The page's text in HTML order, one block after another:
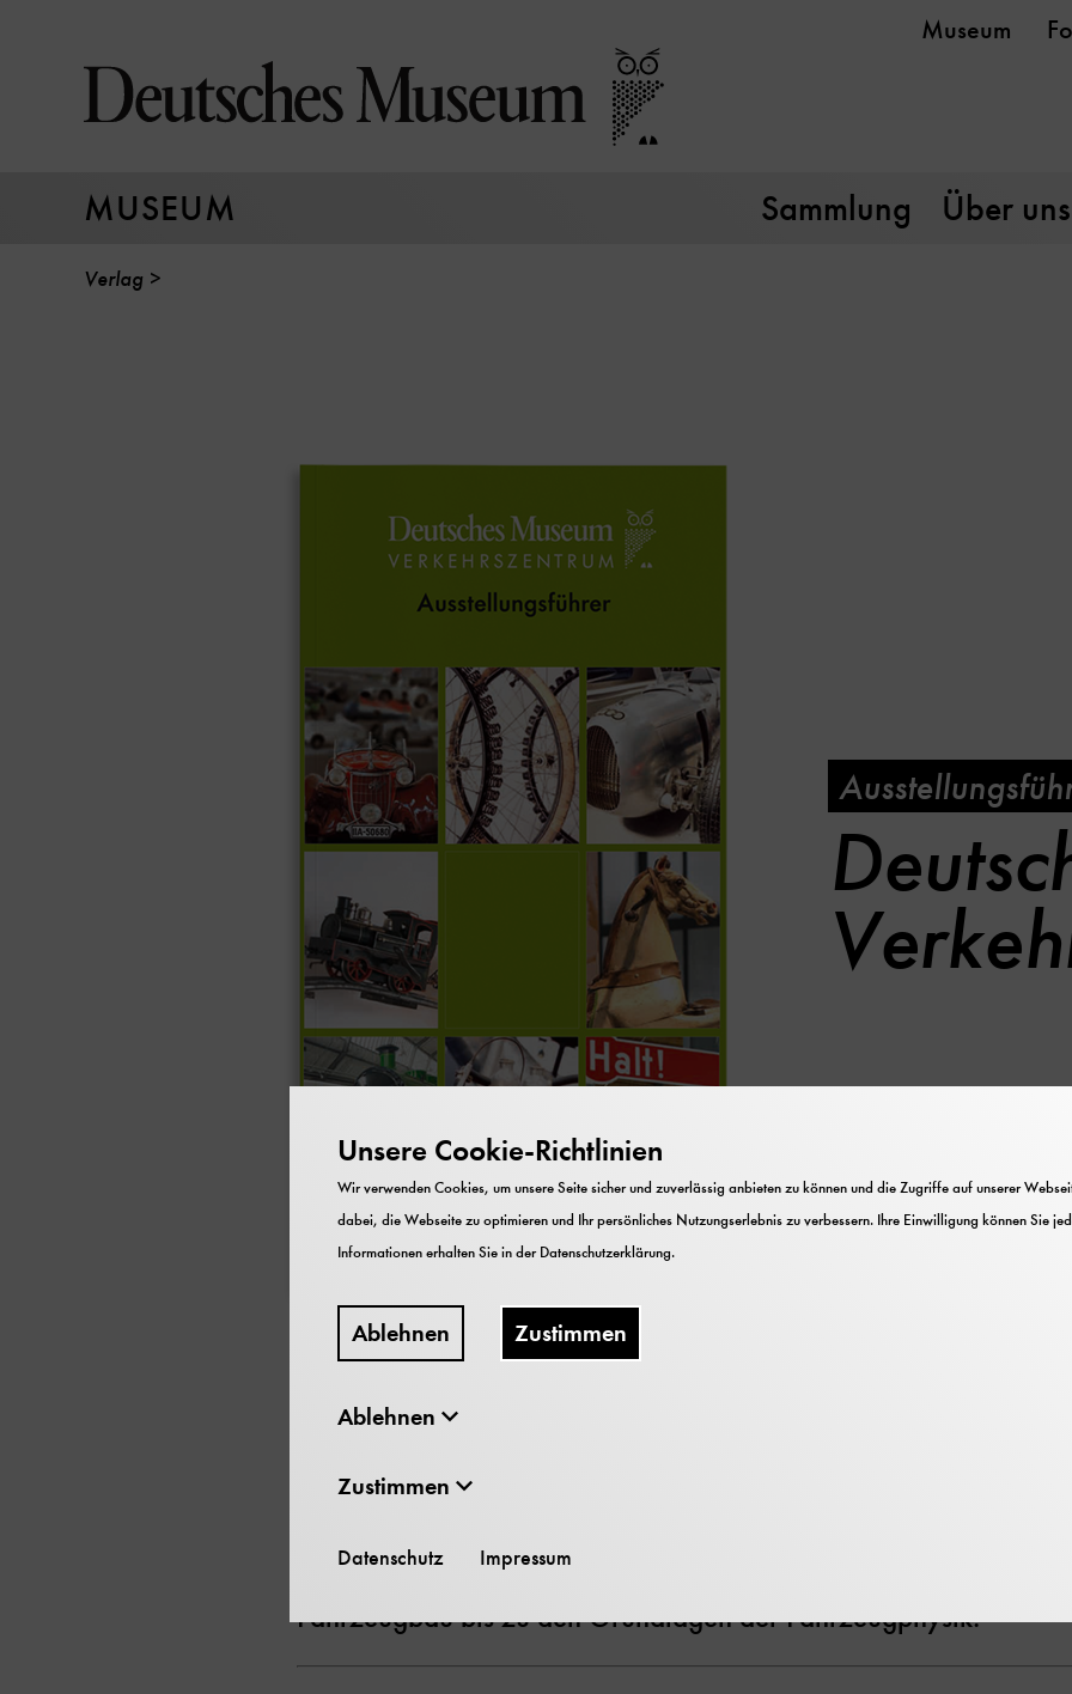
Seiteninhalt
springen
Museum
MUSEUM Sammlung Über uns
Verlag
ausführlichen Rundgang durch die thematisch gegliederten
seinen Aspekten und Halle III spannt unter dem Motto »Mobilität
Bogen von der lustbetonten temporeichen Seite der Bewegung
Fahrzeugbau bis zu den Grundlagen der Fahrzeugphysik.
Unsere Cookie-Richtlinien
Wir verwenden Cookies, um unsere Seite sicher und zuverlässig anbieten zu können und die Zugriffe auf unserer
dabei, die Webseite zu optimieren und Ihr persönliches Nutzungserlebnis zu verbessern. Ihre Einwilligung können Sie
Informationen erhalten Sie in derDatenschutzerklärung.
Ablehnen Zustimmen
Ablehnen
Zustimmen
Datenschutz Impressum